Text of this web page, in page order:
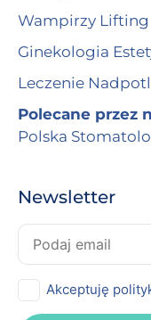
Wampirzy Lifting
Ginekologia
Leczenie
Polecane przez
Polska
Newsletter
Akceptuję